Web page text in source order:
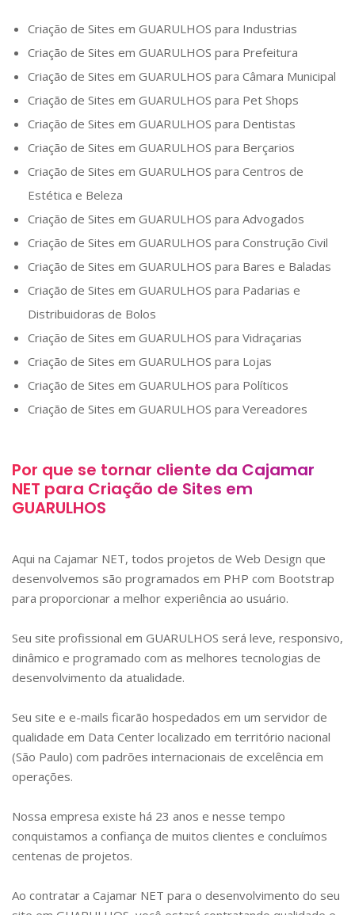
Criação de Sites em GUARULHOS para Industrias
Criação de Sites em GUARULHOS para Prefeitura
Criação de Sites em GUARULHOS para Câmara Municipal
Criação de Sites em GUARULHOS para Pet Shops
Criação de Sites em GUARULHOS para Dentistas
Criação de Sites em GUARULHOS para Berçarios
Criação de Sites em GUARULHOS para Centros de
Estética e Beleza
Criação de Sites em GUARULHOS para Advogados
Criação de Sites em GUARULHOS para Construção Civil
Criação de Sites em GUARULHOS para Bares e Baladas
Criação de Sites em GUARULHOS para Padarias e
Distribuidoras de Bolos
Criação de Sites em GUARULHOS para Vidraçarias
Criação de Sites em GUARULHOS para Lojas
Criação de Sites em GUARULHOS para Políticos
Criação de Sites em GUARULHOS para Vereadores
Por que se tornar cliente da Cajamar
NET para Criação de Sites em
GUARULHOS
Aqui na Cajamar NET, todos projetos de Web Design que
desenvolvemos são programados em PHP com Bootstrap
para proporcionar a melhor experiência ao usuário.
Seu site profissional em GUARULHOS será leve, responsivo,
dinâmico e programado com as melhores tecnologias de
desenvolvimento da atualidade.
Seu site e e-mails ficarão hospedados em um servidor de
qualidade em Data Center localizado em território nacional
(São Paulo) com padrões internacionais de excelência em
operações.
Nossa empresa existe há 23 anos e nesse tempo
conquistamos a confiança de muitos clientes e concluímos
centenas de projetos.
Ao contratar a Cajamar NET para o desenvolvimento do seu